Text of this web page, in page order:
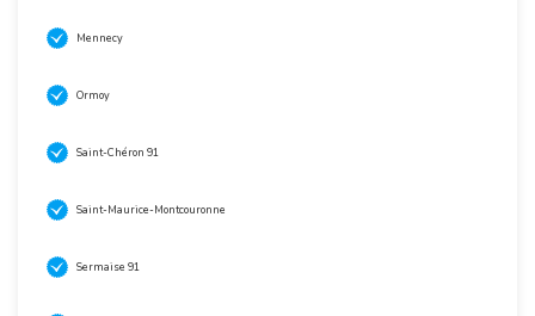
Mennecy
Ormoy
Saint-Chéron 91
Saint-Maurice-Montcouronne
Sermaise 91